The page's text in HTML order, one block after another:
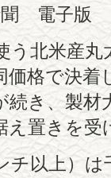
聞 電子版
う北米産丸
価格で決着
続き、製材
え置きを受
チ以上）